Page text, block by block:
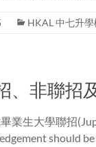
HKAL 中七升學
、非聯招
業生大學聯招
should